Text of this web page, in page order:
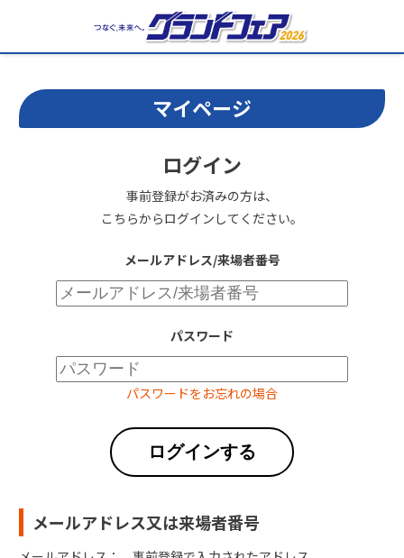
マイページ
ログイン
事前登録がお済みの方は、
こちらからログインしてください。
メールアドレス/来場者番号
パスワード
パスワードをお忘れの場合
ログインする
メールアドレス又は来場者番号